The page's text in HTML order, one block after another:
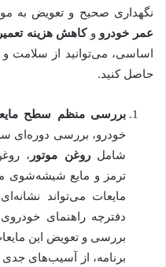
نگهداری صحیح و تعویض به
عمر خودرو وکاهش هزینه
اساسی، می‌توانید از سلامت و
حاصل کنید.
بررسی منظم سطح
خودرو، بررسی دوره‌ای
شاملروغن موتور ،
ترمز و مایع شیشه‌شوی
مایعات می‌تواند
دفترچه راهنمای
بررسی و تعویض این
برنامه، از آسیب‌های